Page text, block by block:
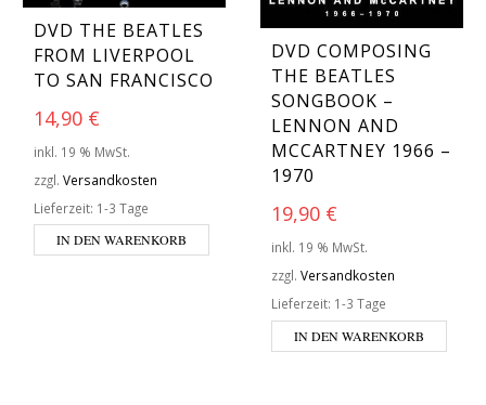
DVD THE BEATLES
FROM LIVERPOOL
TO SAN FRANCISCO
14,90 €
inkl. 19 % MwSt.
zzgl. Versandkosten
Lieferzeit: 1-3 Tage
IN DEN WARENKORB
DVD COMPOSING
THE BEATLES
SONGBOOK –
LENNON AND
MCCARTNEY 1966 –
1970
19,90 €
inkl. 19 % MwSt.
zzgl. Versandkosten
Lieferzeit: 1-3 Tage
IN DEN WARENKORB